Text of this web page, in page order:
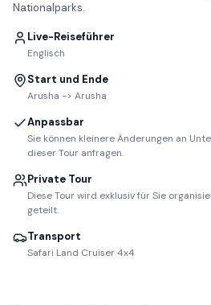
Nationalparks.
Live-Reiseführer
Englisch
Start und Ende
Arusha -> Arusha
Anpassbar
Sie können kleinere Änderungen an
dieser Tour anfragen.
Private Tour
Diese Tour wird exklusiv für Sie
geteilt.
Transport
Safari Land Cruiser 4x4